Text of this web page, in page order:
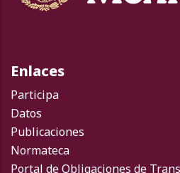
Enlaces
Participa
Datos
Publicaciones
Normateca
Portal de Obligaciones de